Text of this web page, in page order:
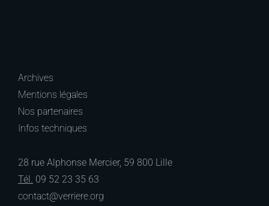
Archives
Mentions légales
Nos partenaires
Infos techniques
28 rue Alphonse Mercier, 59 800 Lille
Tél. 09 52 23 35 63
contact@verriere.org